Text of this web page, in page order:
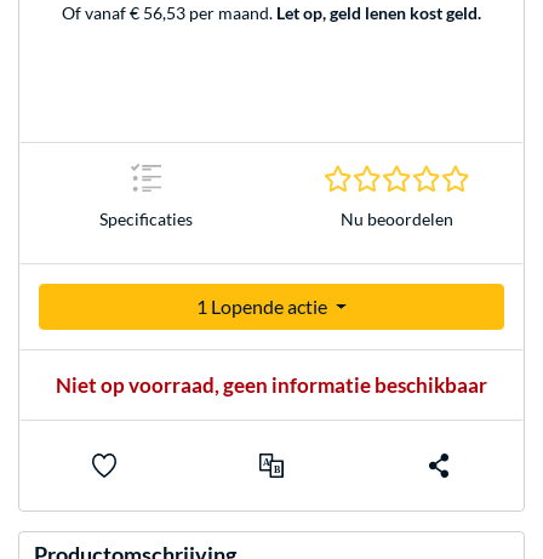
Of vanaf € 56,53 per maand. Let op, geld lenen kost geld.
Specificaties Nu beoordelen
1 Lopende actie
Niet op voorraad, geen informatie beschikbaar